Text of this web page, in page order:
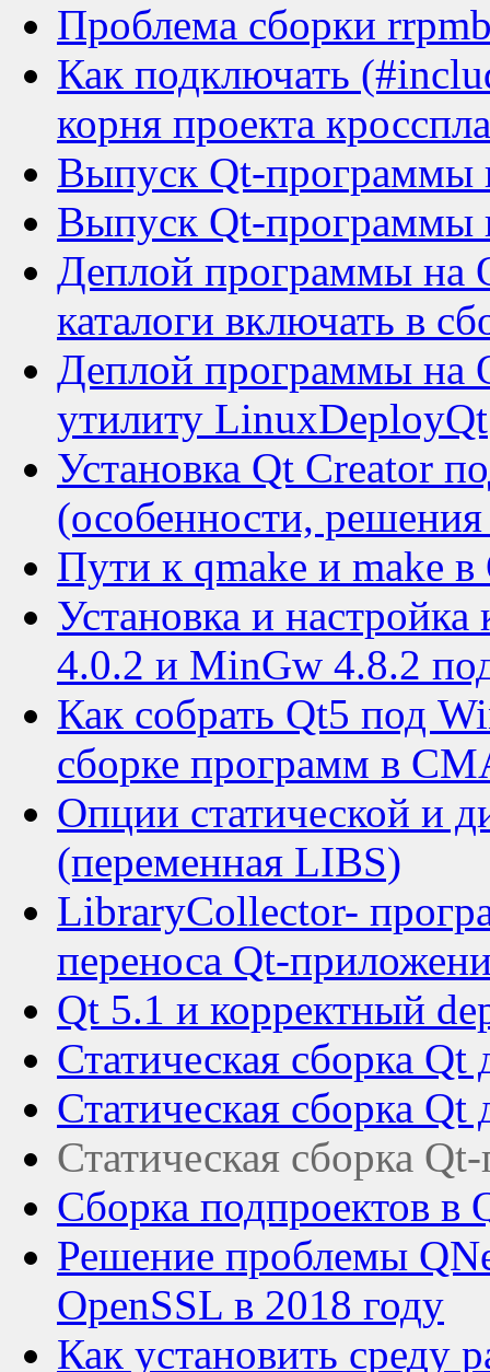
Проблема сборки
Как подключать
корня проекта
Выпуск Qt-программы
Выпуск Qt-программы
Деплой программы на
каталоги включать в
Деплой программы на
утилиту LinuxDeployQt
Установка Qt Creator
(особенности,
Пути к qmake и make
Установка и
4.0.2 и MinGw 4.8.2
Как собрать Qt5 под
сборке программ в
Опции статической и
(переменная LIBS)
LibraryCollector-
переноса Qt-
Qt 5.1 и корректный
Статическая сборка
Статическая сборка
Статическая сборка
Сборка подпроектов
Решение проблемы
OpenSSL в 2018 году
Как установить среду